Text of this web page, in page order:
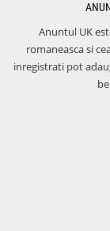
Anuntul UK
romaneasca si
inregistrati pot